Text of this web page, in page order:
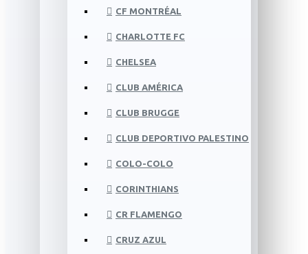
CF MONTRÉAL
CHARLOTTE FC
CHELSEA
CLUB AMÉRICA
CLUB BRUGGE
CLUB DEPORTIVO PALESTINO
COLO-COLO
CORINTHIANS
CR FLAMENGO
CRUZ AZUL